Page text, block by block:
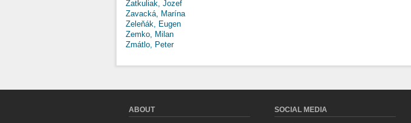
Žatkuliak, Jozef
Zavacká, Marína
Zeleňák, Eugen
Zemko, Milan
Zmátlo, Peter
ABOUT SOCIAL MEDIA